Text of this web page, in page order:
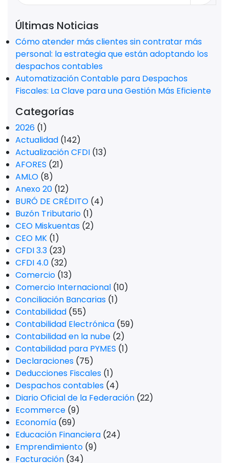
Últimas Noticias
Cómo atender más clientes sin contratar más
personal: la estrategia que están adoptando los
despachos contables
Automatización Contable para Despachos
Fiscales: La Clave para una Gestión Más Eficiente
Categorías
2026 (1)
Actualidad (142)
Actualización CFDI (13)
AFORES (21)
AMLO (8)
Anexo 20 (12)
BURÓ DE CRÉDITO (4)
Buzón Tributario (1)
CEO Miskuentas (2)
CEO MK (1)
CFDI 3.3 (23)
CFDI 4.0 (32)
Comercio (13)
Comercio Internacional (10)
Conciliación Bancarias (1)
Contabilidad (55)
Contabilidad Electrónica (59)
Contabilidad en la nube (2)
Contabilidad para PYMES (1)
Declaraciones (75)
Deducciones Fiscales (1)
Despachos contables (4)
Diario Oficial de la Federación (22)
Ecommerce (9)
Economía (69)
Educación Financiera (24)
Emprendimiento (9)
Facturación (34)